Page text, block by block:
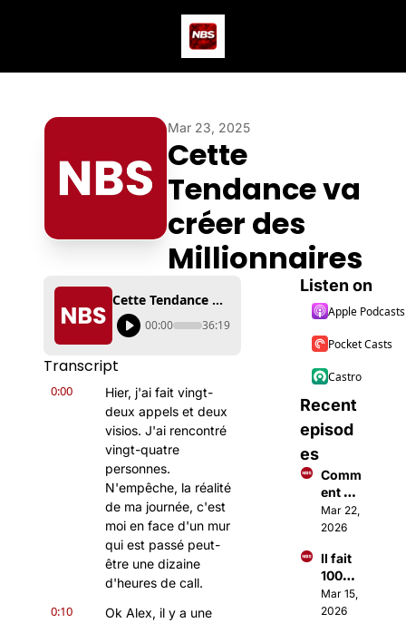
Mar 23, 2025
Cette
Tendance va
créer des
Millionnaires
Cette Tendance va créer des Millionnaires
00:00 36:19
Transcript
0:00
Hier, j'ai fait vingt-
deux appels et deux
visios. J'ai rencontré
vingt-quatre
personnes.
N'empêche, la réalité
de ma journée, c'est
moi en face d'un mur
qui est passé peut-
être une dizaine
d'heures de call.
0:10
Ok Alex, il y a une
Listen on
Apple Podcasts
Pocket Casts
Castro
Recent
episod
es
Comm
ent
faire
des €
avec
Open
Claw ?
Mar 22,
2026
Il fait
100M$
à 18
ans
Mar 15,
2026